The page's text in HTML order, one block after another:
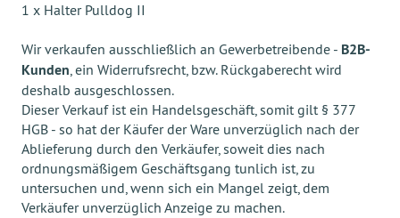
1 x Halter Pulldog II
Wir verkaufen ausschließlich an Gewerbetreibende - B2B-
Kunden, ein Widerrufsrecht, bzw. Rückgaberecht wird
deshalb ausgeschlossen.
Dieser Verkauf ist ein Handelsgeschäft, somit gilt § 377
HGB - so hat der Käufer der Ware unverzüglich nach der
Ablieferung durch den Verkäufer, soweit dies nach
ordnungsmäßigem Geschäftsgang tunlich ist, zu
untersuchen und, wenn sich ein Mangel zeigt, dem
Verkäufer unverzüglich Anzeige zu machen.